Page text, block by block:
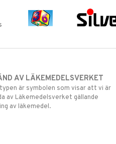
AV LÄKEMEDELSVERKET
är symbolen som visar att vi är
av Läkemedelsverket gällande
av läkemedel.